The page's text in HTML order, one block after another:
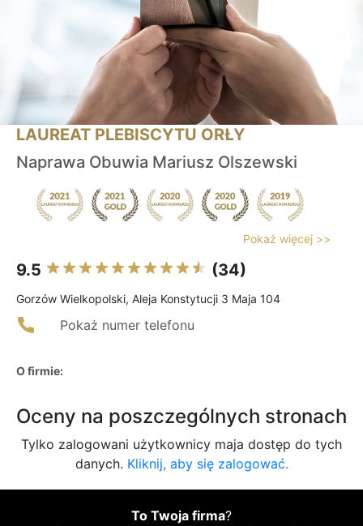
LAUREAT PLEBISCYTU ORŁY
Naprawa Obuwia Mariusz Olszewski
Pokaż więcej >>
9.5 (34)
Gorzów Wielkopolski, Aleja Konstytucji 3 Maja 104
Pokaż numer telefonu
O firmie:
Oceny na poszczególnych stronach
Tylko zalogowani użytkownicy maja dostęp do tych
danych. Kliknij, aby się zalogować.
To Twoja firma?